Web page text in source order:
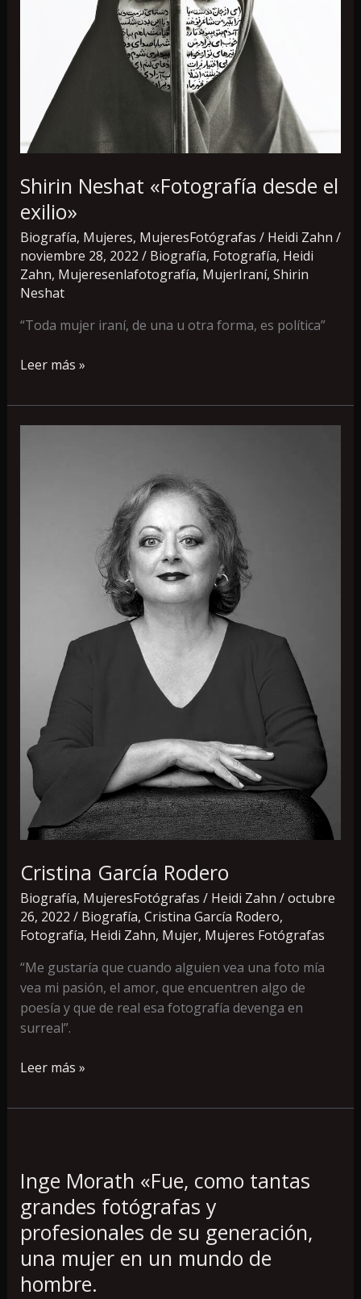
Shirin Neshat «Fotografía desde el
exilio»
Biografía, Mujeres, MujeresFotógrafas / Heidi Zahn /
noviembre 28, 2022 / Biografía, Fotografía, Heidi
Zahn, Mujeresenlafotografía, MujerIraní, Shirin
Neshat
“Toda mujer iraní, de una u otra forma, es política”
Leer más »
Cristina García Rodero
Biografía, MujeresFotógrafas / Heidi Zahn /octubre
26, 2022 / Biografía, Cristina García Rodero,
Fotografía, Heidi Zahn, Mujer, Mujeres Fotógrafas
“Me gustaría que cuando alguien vea una foto mía
vea mi pasión, el amor, que encuentren algo de
poesía y que de real esa fotografía devenga en
surreal”.
Leer más »
Inge Morath «Fue, como tantas
grandes fotógrafas y
profesionales de su generación,
una mujer en un mundo de
hombre.
«Fue,
como
tantas
grandes
fotógrafas
y